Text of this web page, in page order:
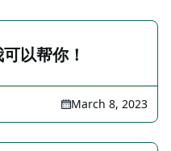
以帮你！
March 8, 2023